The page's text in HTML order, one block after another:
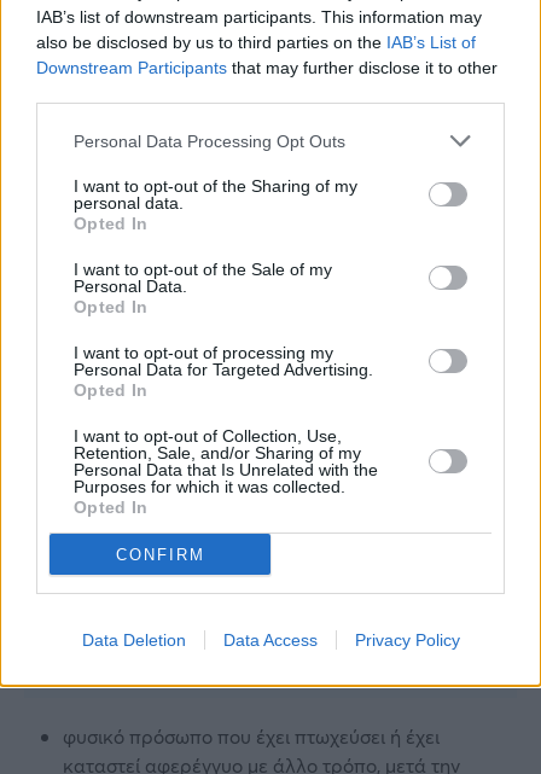
IAB’s list of downstream participants. This information may
also be disclosed by us to third parties on the IAB’s List of
Downstream Participants that may further disclose it to other
Personal Data Processing Opt Outs
I want to opt-out of the Sharing of my
personal data.
Opted In
I want to opt-out of the Sale of my
Personal Data.
Opted In
I want to opt-out of processing my
Personal Data for Targeted Advertising.
Opted In
I want to opt-out of Collection, Use,
Retention, Sale, and/or Sharing of my
Personal Data that Is Unrelated with the
Purposes for which it was collected.
Opted In
CONFIRM
Data Deletion Data Access Privacy Policy
φυσικό πρόσωπο που έχει πτωχεύσει ή έχει
καταστεί αφερέγγυο με άλλο τρόπο, μετά την